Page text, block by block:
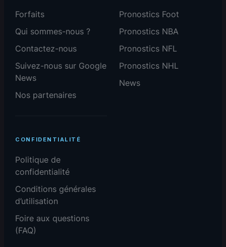
Forfaits
Qui sommes-nous ?
Contactez-nous
Suivez-nous sur Google
News
Nos partenaires
Pronostics Foot
Pronostics NBA
Pronostics NFL
Pronostics NHL
News
CONFIDENTIALITÉ
Politique de
confidentialité
Conditions générales
d’utilisation
Foire aux questions
(FAQ)